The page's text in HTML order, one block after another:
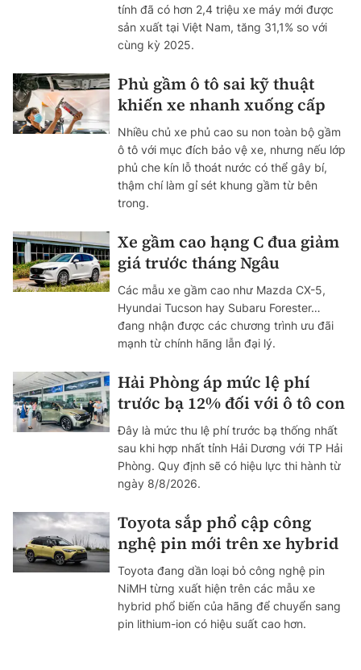
tính đã có hơn 2,4 triệu xe máy mới được
sản xuất tại Việt Nam, tăng 31,1% so với
cùng kỳ 2025.
Phủ gầm ô tô sai kỹ thuật
khiến xe nhanh xuống cấp
Nhiều chủ xe phủ cao su non toàn bộ gầm
ô tô với mục đích bảo vệ xe, nhưng nếu lớp
phủ che kín lỗ thoát nước có thể gây bí,
thậm chí làm gỉ sét khung gầm từ bên
trong.
Xe gầm cao hạng C đua giảm
giá trước tháng Ngâu
Các mẫu xe gầm cao như Mazda CX-5,
Hyundai Tucson hay Subaru Forester…
đang nhận được các chương trình ưu đãi
mạnh từ chính hãng lẫn đại lý.
Hải Phòng áp mức lệ phí
trước bạ 12% đối với ô tô con
Đây là mức thu lệ phí trước bạ thống nhất
sau khi hợp nhất tỉnh Hải Dương với TP Hải
Phòng. Quy định sẽ có hiệu lực thi hành từ
ngày 8/8/2026.
Toyota sắp phổ cập công
nghệ pin mới trên xe hybrid
Toyota đang dần loại bỏ công nghệ pin
NiMH từng xuất hiện trên các mẫu xe
hybrid phổ biến của hãng để chuyển sang
pin lithium-ion có hiệu suất cao hơn.